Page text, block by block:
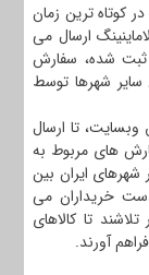
کوتاه ترین زمان
ارسال می
شده، سفارش
شهرها توسط
تا ارسال
سفارش های مربوط به
ایران بین
دست خریداران می
تا کالاهای
آورند.